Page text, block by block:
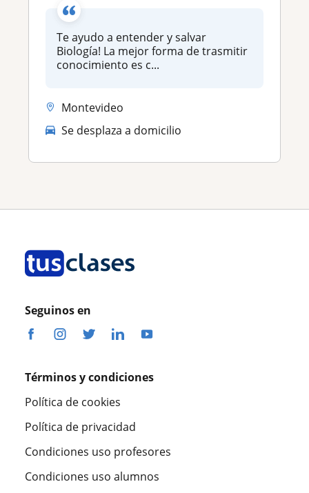
Te ayudo a entender y salvar
Biología! La mejor forma de trasmitir
conocimiento es c...
Montevideo
Se desplaza a domicilio
Seguinos en
Términos y condiciones
Política de cookies
Política de privacidad
Condiciones uso profesores
Condiciones uso alumnos